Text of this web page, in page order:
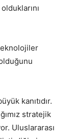
kanıtıdır.
stratejik
Uluslararası